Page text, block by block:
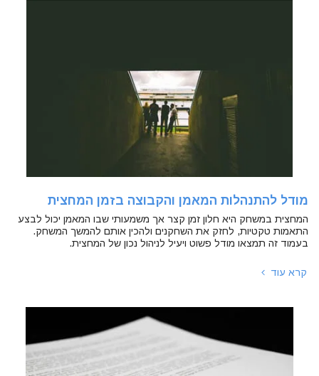
מודל להתנהלות המאמן והקבוצה בזמן המחצית
המחצית במשחק היא חלון זמן קצר אך משמעותי שבו המאמן יכול לבצע
התאמות טקטיות, לחזק את השחקנים ולהכין אותם להמשך המשחק.
בעמוד זה תמצאו מודל פשוט ויעיל לניהול נכון של המחצית.
קרא עוד